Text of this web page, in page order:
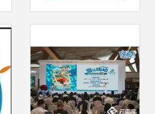
司南京分公司记略